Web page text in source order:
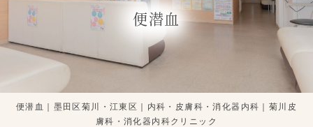
便潜血
便潜血｜墨田区菊川・江東区｜内科・皮膚科・消化器内科｜菊川皮
膚科・消化器内科クリニック